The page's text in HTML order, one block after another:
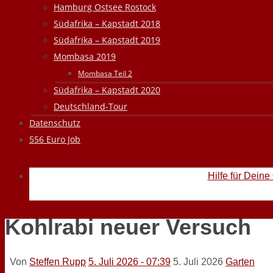
Hamburg Ostsee Rostock
Südafrika – Kapstadt 2018
Südafrika – Kapstadt 2019
Mombasa 2019
Mombasa Teil 2
Südafrika – Kapstadt 2020
Deutschland-Tour
Datenschutz
556 Euro Job
Hilfe für Deine
Kohlrabi neuer Versuch
Von Steffen Rupp 5. Juli 2026 - 07:39 5. Juli 2026 Garten